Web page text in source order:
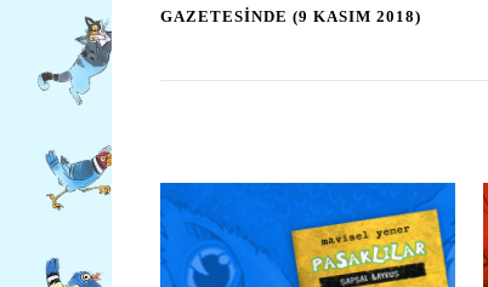
GAZETESİNDE (9 KASIM 2018)